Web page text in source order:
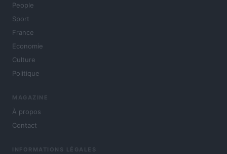
People
Sport
France
Economie
Culture
Politique
MAGAZINE
À propos
Contact
INFORMATIONS LÉGALES